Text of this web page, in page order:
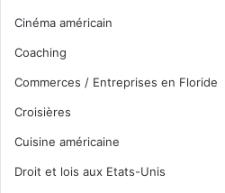
Cinéma américain
Coaching
Commerces / Entreprises en Floride
Croisières
Cuisine américaine
Droit et lois aux Etats-Unis